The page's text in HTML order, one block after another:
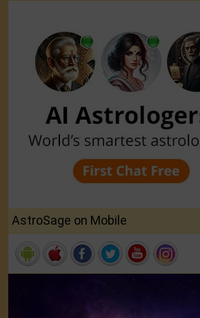
AstroSage on Mobile